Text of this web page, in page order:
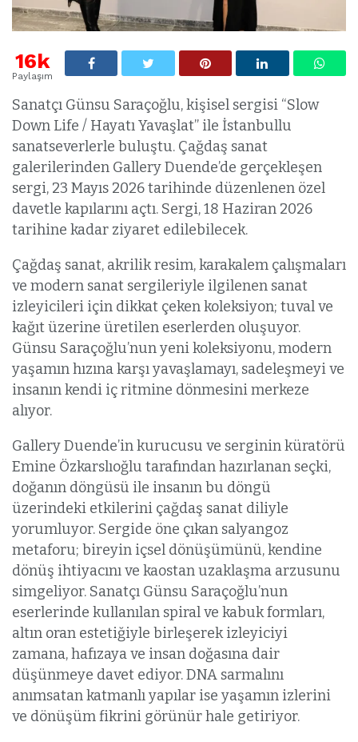
16k
Paylaşım
Sanatçı Günsu Saraçoğlu, kişisel sergisi “Slow
Down Life / Hayatı Yavaşlat” ile İstanbullu
sanatseverlerle buluştu. Çağdaş sanat
galerilerinden Gallery Duende’de gerçekleşen
sergi, 23 Mayıs 2026 tarihinde düzenlenen özel
davetle kapılarını açtı. Sergi, 18 Haziran 2026
tarihine kadar ziyaret edilebilecek.
Çağdaş sanat, akrilik resim, karakalem çalışmaları
ve modern sanat sergileriyle ilgilenen sanat
izleyicileri için dikkat çeken koleksiyon; tuval ve
kağıt üzerine üretilen eserlerden oluşuyor.
Günsu Saraçoğlu’nun yeni koleksiyonu, modern
yaşamın hızına karşı yavaşlamayı, sadeleşmeyi ve
insanın kendi iç ritmine dönmesini merkeze
alıyor.
Gallery Duende’in kurucusu ve serginin küratörü
Emine Özkarslıoğlu tarafından hazırlanan seçki,
doğanın döngüsü ile insanın bu döngü
üzerindeki etkilerini çağdaş sanat diliyle
yorumluyor. Sergide öne çıkan salyangoz
metaforu; bireyin içsel dönüşümünü, kendine
dönüş ihtiyacını ve kaostan uzaklaşma arzusunu
simgeliyor. Sanatçı Günsu Saraçoğlu’nun
eserlerinde kullanılan spiral ve kabuk formları,
altın oran estetiğiyle birleşerek izleyiciyi
zamana, hafızaya ve insan doğasına dair
düşünmeye davet ediyor. DNA sarmalını
anımsatan katmanlı yapılar ise yaşamın izlerini
ve dönüşüm fikrini görünür hale getiriyor.